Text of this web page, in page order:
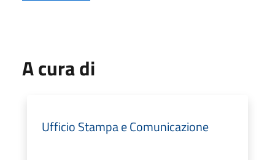
A cura di
Ufficio Stampa e Comunicazione